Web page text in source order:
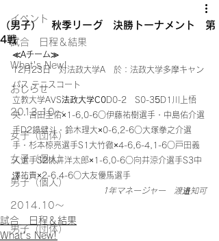
イベント
試合 日程＆結果
What's New!
おしらせ
2013.10〜
女子（団体）
女子（個人）
男子（個人）
2014.10〜
男子（団体）
（男子） 秋季リーグ 決勝トーナメント 第
4戦
≪Aチーム≫
12月23日　対法政大学A　於：法政大学多摩キャン
パス テニスコート
立教大学AVS法政大学C0D0-2　S0-35D1川上悟
央・吉田圭佑×1-6,0-6○伊藤祐樹選手・中島佑介選
手D2鏡健斗・鈴木理大×0-6,2-6○大塚拳之介選
手・杉本椋亮選手S1大竹徹×4-6,6-4,1-6○戸田義
人選手S2桃井洋太郎×1-6,0-6○向井涼介選手S3中
澤祐貴×2-6,4-6○大友優馬選手
1年マネージャー　渡邉知可
試合 日程＆結果
What's New!